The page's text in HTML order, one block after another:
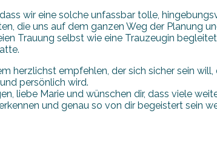
wir eine solche unfassbar tolle,
die uns auf dem ganzen Weg der Planung
Trauung selbst wie eine Trauzeugin
herzlichst empfehlen, der sich sicher sein will,
persönlich wird.
liebe Marie und wünschen dir, dass viele
und genau so von dir begeistert sein